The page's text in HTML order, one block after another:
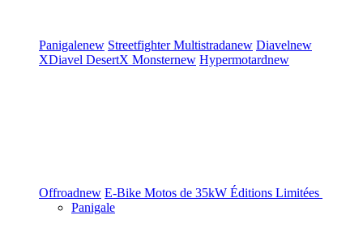
Panigalenew StreetfighterMultistradanew Diavelnew
XDiavel DesertX Monsternew Hypermotardnew
Offroadnew E-Bike Motos de 35kW Éditions Limitées
Panigale